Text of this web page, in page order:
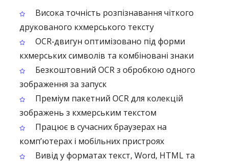
Висока точність розпізнавання чіткого
друкованого кхмерського тексту
OCR‑двигун оптимізовано під форми
кхмерських символів та комбіновані знаки
Безкоштовний OCR з обробкою одного
зображення за запуск
Преміум пакетний OCR для колекцій
зображень з кхмерським текстом
Працює в сучасних браузерах на
комп’ютерах і мобільних пристроях
Вивід у форматах текст, Word, HTML та